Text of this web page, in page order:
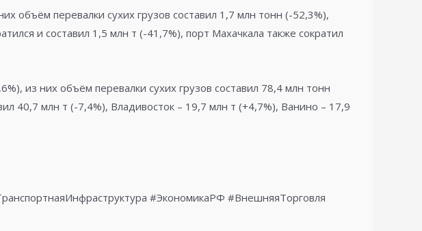
объём перевалки сухих грузов составил 1,7 млн тонн (-52,3%),
и составил 1,5 млн т (-41,7%), порт Махачкала также сократил
из них объём перевалки сухих грузов составил 78,4 млн тонн
40,7 млн т (-7,4%), Владивосток – 19,7 млн т (+4,7%), Ванино – 17,9
#ЭкономикаРФ #ВнешняяТорговля